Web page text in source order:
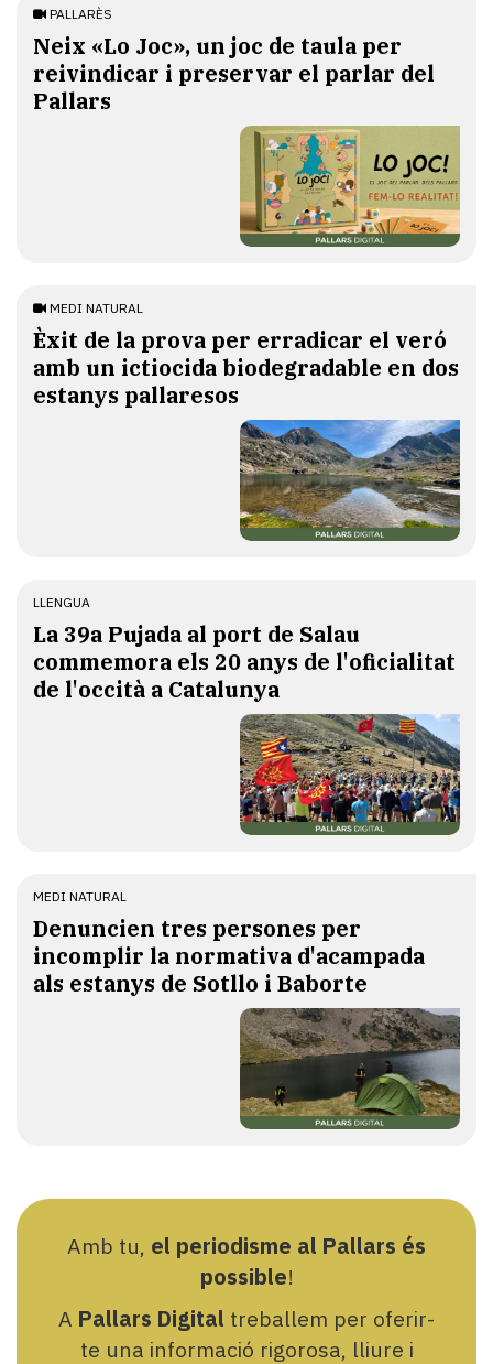
PALLARÈS
​Neix «Lo Joc», un joc de taula per
reivindicar i preservar el parlar del
Pallars
MEDI NATURAL
Èxit de la prova per erradicar el veró
amb un ictiocida biodegradable en dos
estanys pallaresos
LLENGUA
​La 39a Pujada al port de Salau
commemora els 20 anys de l'oficialitat
de l'occità a Catalunya
MEDI NATURAL
Denuncien tres persones per
incomplir la normativa d'acampada
als estanys de Sotllo i Baborte
Amb tu, el periodisme al Pallars és
possible!
A Pallars Digital treballem per oferir-
te una informació rigorosa, lliure i